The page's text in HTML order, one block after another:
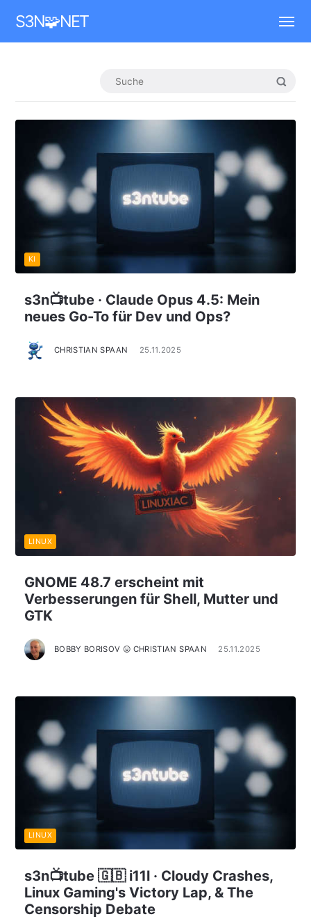
S3N🧩NET
s3n📺tube · Claude Opus 4.5: Mein
neues Go-To für Dev und Ops?
CHRISTIAN SPAAN 25.11.2025
KI
GNOME 48.7 erscheint mit
Verbesserungen für Shell, Mutter und
GTK
BOBBY BORISOV 😛 CHRISTIAN SPAAN 25.11.2025
LINUX
s3n📺tube 🇬🇧 i11l · Cloudy Crashes,
Linux Gaming's Victory Lap, & The
Censorship Debate
LINUX